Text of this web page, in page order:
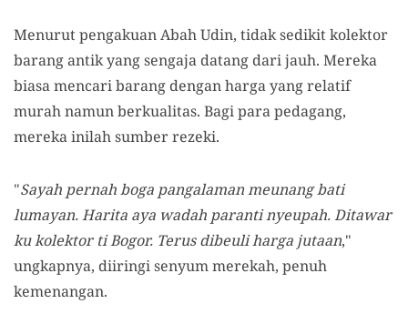
Menurut pengakuan Abah Udin, tidak sedikit kolektor
barang antik yang sengaja datang dari jauh. Mereka
biasa mencari barang dengan harga yang relatif
murah namun berkualitas. Bagi para pedagang,
mereka inilah sumber rezeki.
"Sayah pernah boga pangalaman meunang bati
lumayan. Harita aya wadah paranti nyeupah. Ditawar
ku kolektor ti Bogor. Terus dibeuli harga jutaan,"
ungkapnya, diiringi senyum merekah, penuh
kemenangan.